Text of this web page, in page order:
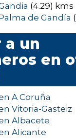
(4.29) kms
de Gandía
a un
en
A Coruña
Vitoria-Gasteiz
Albacete
Alicante